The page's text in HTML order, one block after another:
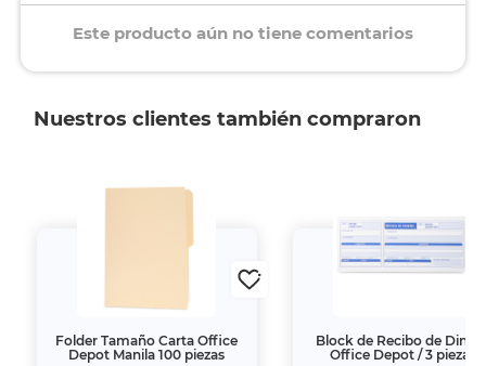
Este producto aún no tiene comentarios
Nuestros clientes también compraron
Folder Tamaño Carta Office
Depot Manila 100 piezas
Block de Recibo de
Office Depot / 3 piezas